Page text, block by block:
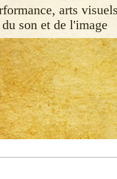
arts
son et de l'image